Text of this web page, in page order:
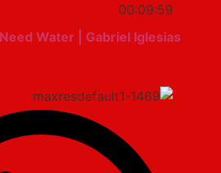
00:09:59
We Need Water | Gabriel Iglesias